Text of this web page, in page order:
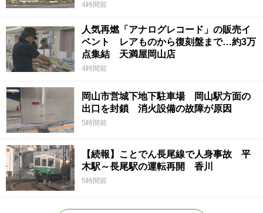
ていて被害結果も非常に重い」
4時間前
人気再燃「アナログレコード」の販売イ
ベント レアものから復刻盤まで…約3万
点集結 天満屋岡山店
4時間前
岡山市営城下地下駐車場 岡山駅方面の
出口を封鎖 消火設備の故障が原因
5時間前
【続報】ことでん長尾線で人身事故 平
木駅～長尾駅の運転再開 香川
5時間前